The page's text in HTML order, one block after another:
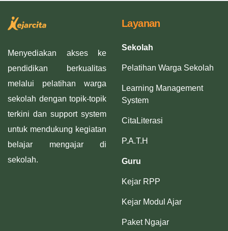
Menyediakan akses ke
pendidikan berkualitas
melalui pelatihan warga
sekolah dengan topik-topik
terkini dan support system
untuk mendukung kegiatan
belajar mengajar di
sekolah.
Layanan
Sekolah
Pelatihan Warga Sekolah
Learning Management
System
CitaLiterasi
P.A.T.H
Guru
Kejar RPP
Kejar Modul Ajar
Paket Ngajar